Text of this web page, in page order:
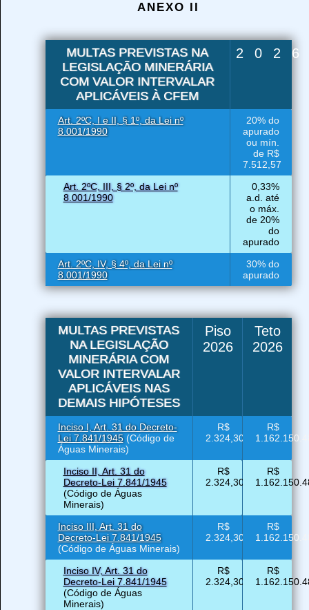
ANEXO II
MULTAS PREVISTAS NA
LEGISLAÇÃO MINERÁRIA
COM VALOR INTERVALAR
APLICÁVEIS À CFEM
Art. 2ºC, I e II, § 1º, da Lei nº
8.001/1990
20% do
apurado
ou mín.
de R$
7.512,57
Art. 2ºC, III, § 2º, da Lei nº
8.001/1990
0,33%
a.d. até
o máx.
de 20%
do
apurado
Art. 2ºC, IV, § 4º, da Lei nº
8.001/1990
30% do
apurado
MULTAS PREVISTAS
NA LEGISLAÇÃO
MINERÁRIA COM
VALOR INTERVALAR
APLICÁVEIS NAS
DEMAIS HIPÓTESES
Piso
2026
Teto
2026
Inciso I, Art. 31 do Decreto-
Lei 7.841/1945(Código de
Águas Minerais)
R$
2.324,30
R$
Inciso II, Art. 31 do
Decreto-Lei 7.841/1945
(Código de Águas
Minerais)
R$
2.324,30
R$
Inciso III, Art. 31 do
Decreto-Lei 7.841/1945
(Código de Águas Minerais)
R$
2.324,30
R$
Inciso IV, Art. 31 do
Decreto-Lei 7.841/1945
(Código de Águas
Minerais)
R$
2.324,30
R$